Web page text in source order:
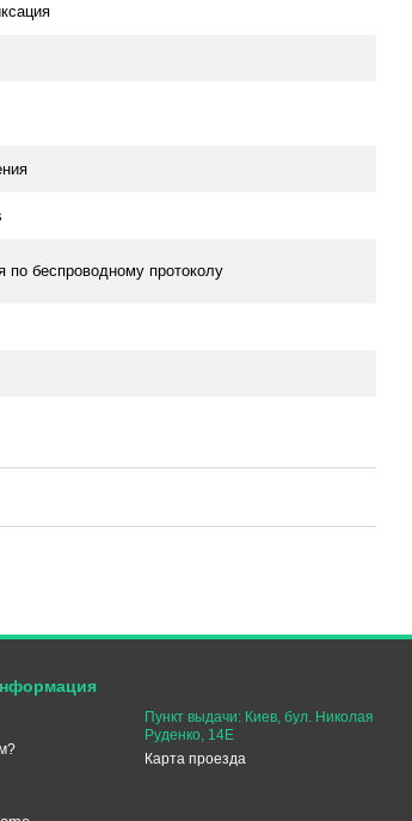
по беспроводному протоколу
Пункт выдачи: Киев, бул. Николая
Руденко, 14Е
Карта проезда